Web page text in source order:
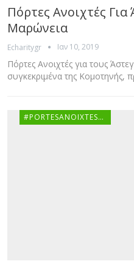
Πόρτες Ανοιχτές
Μαρώνεια
Echaritygr Ιαν 10, 2019
Πόρτες Ανοιχτές για τους
συγκεκριμένα της
#PORTESANOIXTESGR